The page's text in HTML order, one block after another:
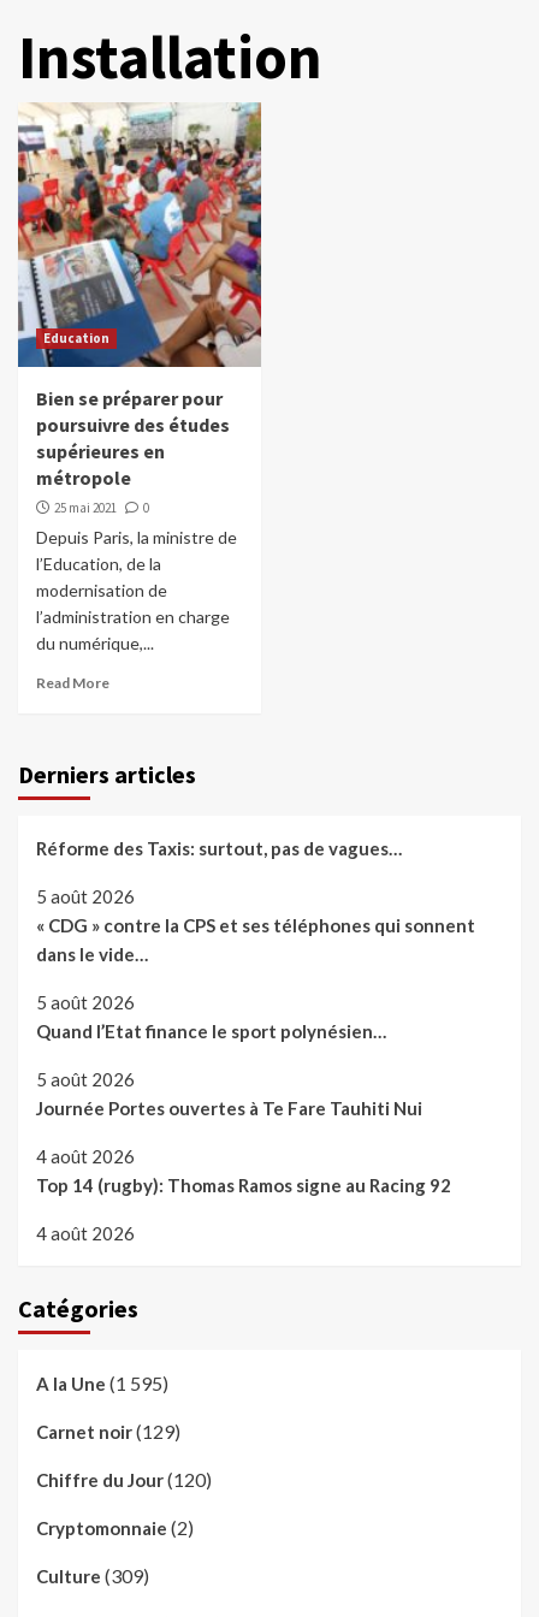
Installation
Education
Bien se préparer pour
poursuivre des études
supérieures en
métropole
25 mai 2021 0
Depuis Paris, la ministre de
l’Education, de la
modernisation de
l’administration en charge
du numérique,...
Read More
Derniers articles
Réforme des Taxis: surtout, pas de vagues…
5 août 2026
« CDG » contre la CPS et ses téléphones qui sonnent
dans le vide…
5 août 2026
Quand l’Etat finance le sport polynésien…
5 août 2026
Journée Portes ouvertes à Te Fare Tauhiti Nui
4 août 2026
Top 14 (rugby): Thomas Ramos signe au Racing 92
4 août 2026
Catégories
A la Une (1 595)
Carnet noir(129)
Chiffre du Jour(120)
Cryptomonnaie (2)
Culture (309)